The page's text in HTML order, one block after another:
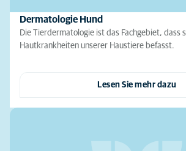
Dermatologie Hund
Die Tierdermatologie ist das Fachgebiet, dass
Hautkrankheiten unserer Haustiere befasst.
Lesen Sie mehr dazu